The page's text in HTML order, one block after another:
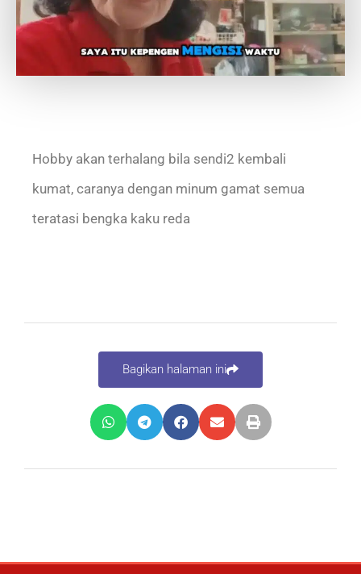
Hobby akan terhalang bila sendi2 kembali
kumat, caranya dengan minum gamat semua
teratasi bengka kaku reda
Bagikan halaman ini